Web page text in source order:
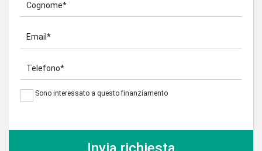
Cognome*
Email*
Telefono*
Sono interessato a questo finanziamento